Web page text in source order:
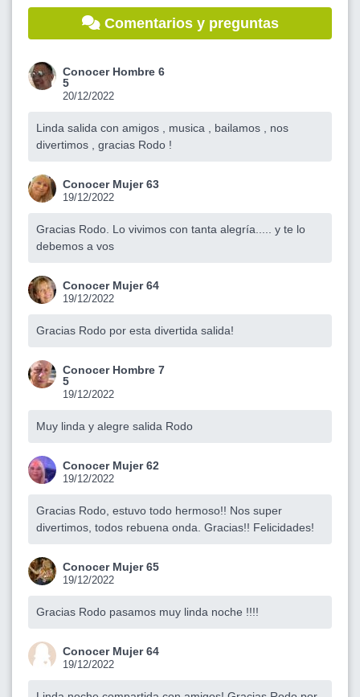
Comentarios y preguntas
Conocer Hombre 6
5
20/12/2022
Linda salida con amigos , musica , bailamos , nos
divertimos , gracias Rodo !
Conocer Mujer 63
19/12/2022
Gracias Rodo. Lo vivimos con tanta alegría..... y te lo
debemos a vos
Conocer Mujer 64
19/12/2022
Gracias Rodo por esta divertida salida!
Conocer Hombre 7
5
19/12/2022
Muy linda y alegre salida Rodo
Conocer Mujer 62
19/12/2022
Gracias Rodo, estuvo todo hermoso!! Nos super
divertimos, todos rebuena onda. Gracias!! Felicidades!
Conocer Mujer 65
19/12/2022
Gracias Rodo pasamos muy linda noche !!!!
Conocer Mujer 64
19/12/2022